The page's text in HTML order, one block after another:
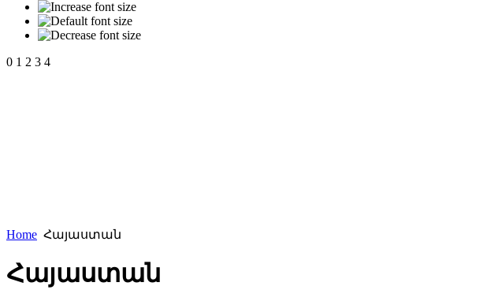
0 1 2 3 4
Home Հայաստան
Հայաստան